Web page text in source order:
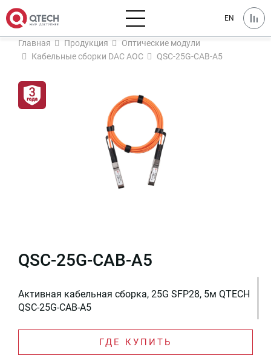
EN
Главная Продукция
Оптические модули
Кабельные сборки DAC AOC
QSC-25G-CAB-A5
QSC-25G-CAB-A5
Активная кабельная сборка, 25G SFP28, 5м QTECH
QSC-25G-CAB-A5
ГДЕ КУПИТЬ